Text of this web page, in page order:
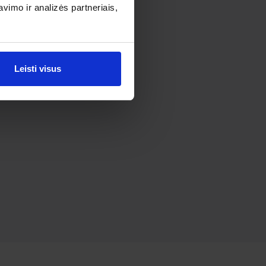
ir analizės partneriais,
Leisti visus